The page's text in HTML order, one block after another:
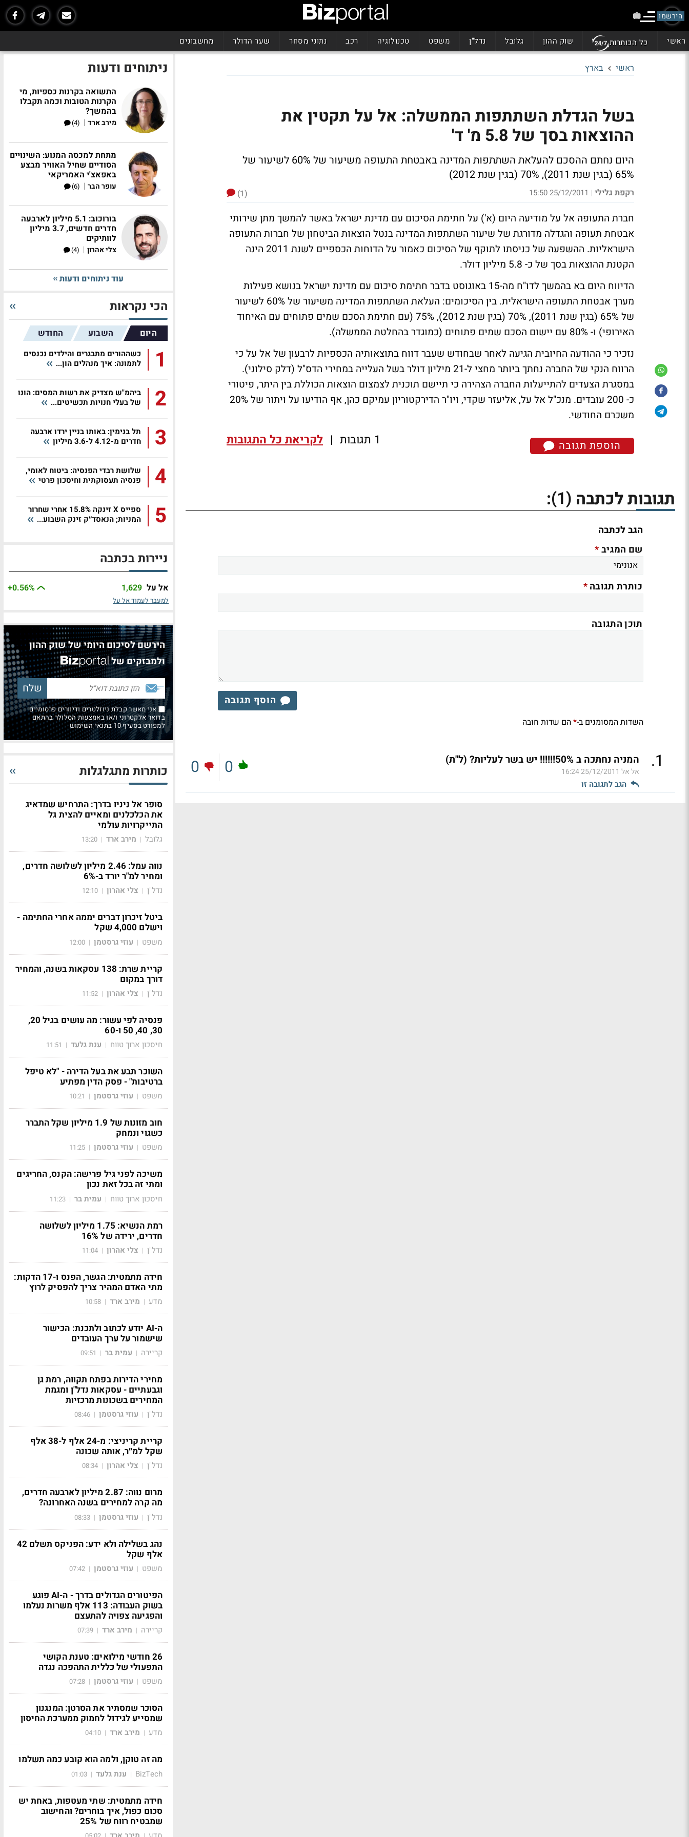
הירשמו
ראשי כל הכותרות שוק ההון גלובל נדל"ן משפט טכנולוגיה רכב נתוני מסחר שער הדולר מחשבונים
ראשי בארץ
בשל הגדלת השתתפות הממשלה: אל על תקטין את
ההוצאות בסך של 5.8 מ' ד'
היום נחתם ההסכם להעלאת השתתפות המדינה באבטחת התעופה משיעור של 60% לשיעור של
65% (בגין שנת 2011), 70% (בגין שנת 2012)
רקפת גלילי |
25/12/2011 15:50
(1)
חברת התעופה אל על מודיעה היום (א') על חתימת הסיכום עם מדינת ישראל באשר להמשך מתן שירותי
אבטחת תעופה והגדלה מדורגת של שיעור השתתפות המדינה בנטל הוצאות הביטחון של חברות התעופה
הישראליות. ההשפעה של כניסתו לתוקף של הסיכום כאמור על הדוחות הכספיים לשנת 2011 הינה
הקטנת ההוצאות בסך של כ- 5.8 מיליון דולר.
הדיווח היום בא בהמשך לדו"ח מה-15 באוגוסט בדבר חתימת סיכום עם מדינת ישראל בנושא פעילות
מערך אבטחת התעופה הישראלית. בין הסיכומים: העלאת השתתפות המדינה משיעור של 60% לשיעור
של 65% (בגין שנת 2011), 70% (בגין שנת 2012), 75% (עם חתימת הסכם שמים פתוחים עם האיחוד
האירופי) ו- 80% עם יישום הסכם שמים פתוחים (כמוגדר בהחלטת הממשלה).
נזכיר כי ההודעה החיובית הגיעה לאחר שבחודש שעבר דווח בתוצאותיה הכספיות לרבעון של אל על כי
הרווח הנקי של החברה נחתך ביותר מחצי ל-21 מיליון דולר בשל העלייה במחירי הדס"ל (דלק סילוני).
במסגרת הצעדים להתייעלות החברה הצהירה כי תיישם תוכנית לצמצום הוצאות הכוללת בין היתר, פיטורי
כ- 200 עובדים. מנכ"ל אל על, אליעזר שקדי, ויו"ר הדירקטוריון עמיקם כהן, אף הודיעו על ויתור של 20%
משכרם החודשי.
הוספת תגובה 1 תגובות | לקריאת כל התגובות
תגובות לכתבה (1)
:
הגב לכתבה
שם המגיב*
כותרת תגובה*
תוכן התגובה
הוסף תגובה
השדות המסומנים ב-*הם שדות חובה
1
. המניה נחתכה ב 50%!!!!!! יש בשר לעליות? (ל"ת)
אל אל 25/12/2011 16:24
הגב לתגובה זו
0
0
ניתוחים ודעות
התשואה בקרנות כספיות, מי
הקרנות הטובות וכמה תקבלו
בהמשך?
מירב ארד |
(4)
מתחת למכסה המנוע: השינויים
הסודיים שחיל האוויר מבצע
באפאצ'י האמריקאי
עופר הבר |
(6)
בורוכוב: 5.1 מיליון לארבעה
חדרים חדשים, 3.7 מיליון
לוותיקים
צלי אהרון |
(4)
עוד ניתוחים ודעות
הכי נקראות
היום השבוע החודש
1
כשההורים מתבגרים והילדים נכנסים
לתמונה: איך מנהלים הון...
2
ביהמ"ש מצדיק את רשות המסים: הונו
של בעלי חנויות תכשיטים...
3
תל בנימין: באותו בניין ירדו ארבעה
חדרים מ-4.12 ל-3.6 מיליון
4
שלושת רבדי הפנסיה: ביטוח לאומי,
פנסיה תעסוקתית וחיסכון פרטי
5
ספייס X זינקה 15.8% אחרי שחרור
המניות; הנאסד״ק זינק השבוע...
ניירות בכתבה
אל על 1,629
+0.56%
למעבר לעמוד אל על
הירשם לסיכום היומי של שוק ההון
ולמבזקים של
אני מאשר קבלת ניוזלטרים ודיוורים פרסומיים
בדואר אלקטרוני ו/או באמצעות הסלולר בהתאם
למפורט בסעיף 10 בתנאי השימוש
כותרות מתגלגלות
סופר אל ניניו בדרך: התרחיש שמדאיג
את הכלכלנים ומאיים להצית גל
התייקרויות עולמי
גלובל | מירב ארד |
13:20
נווה עמל: 2.46 מיליון לשלושה חדרים,
ומחיר למ"ר יורד ב-6%
נדל"ן | צלי אהרון |
12:10
ביטל זיכרון דברים יממה אחרי החתימה -
וישלם 4,000 שקל
משפט | עוזי גרסטמן |
12:00
קריית שרת: 138 עסקאות בשנה, והמחיר
דורך במקום
נדל"ן | צלי אהרון |
11:52
פנסיה לפי עשור: מה עושים בגיל 20,
30, 40, 50 ו-60
חיסכון ארוך טווח | ענת גלעד |
11:51
השוכר תבע את בעל הדירה - "לא טיפל
ברטיבות" - פסק הדין מפתיע
משפט | עוזי גרסטמן |
10:21
חוב מזונות של 1.9 מיליון שקל התברר
כשגוי ונמחק
משפט | עוזי גרסטמן |
11:25
משיכה לפני גיל פרישה: הקנס, החריגים
ומתי זה בכל זאת נכון
חיסכון ארוך טווח | עמית בר |
11:23
רמת הנשיא: 1.75 מיליון לשלושה
חדרים, ירידה של 16%
נדל"ן | צלי אהרון |
11:04
חידה מתמטית: הגשר, הפנס ו-17 הדקות:
מתי האדם המהיר צריך להפסיק לרוץ
מדע | מירב ארד |
10:58
ה-AI יודע לכתוב ולתכנת: הכישור
שישמור על ערך העובדים
קריירה | עמית בר |
09:51
מחירי הדירות בפתח תקווה, רמת גן
וגבעתיים - עסקאות נדל"ן ומגמת
המחירים בשכונות מרכזיות
נדל"ן | עוזי גרסטמן |
08:46
קריית קריניצי: מ-24 אלף ל-38 אלף
שקל למ״ר, אותה שכונה
נדל"ן | צלי אהרון |
08:34
מרום נווה: 2.87 מיליון לארבעה חדרים,
מה קרה למחירים בשנה האחרונה?
נדל"ן | עוזי גרסטמן |
08:33
נהג בשלילה ולא ידע: הפניקס תשלם 42
אלף שקל
משפט | עוזי גרסטמן |
07:42
הפיטורים הגדולים בדרך - ה-AI פוגע
בשוק העבודה: 113 אלף משרות נעלמו
והפגיעה צפויה להתעצם
קריירה | מירב ארד |
07:39
26 חודשי מילואים: טענת הקושי
התפעולי של כללית התהפכה נגדה
משפט | עוזי גרסטמן |
07:28
הסוכר שמסתיר את הסרטן: המנגנון
שמסייע לגידול לחמוק ממערכת החיסון
מדע | מירב ארד |
04:10
מה זה טוקן, ולמה הוא קובע כמה תשלמו
BizTech
| ענת גלעד |
01:03
חידה מתמטית: שתי מעטפות, באחת יש
סכום כפול, איך בוחרים? והחישוב
שמבטיח רווח של 25%